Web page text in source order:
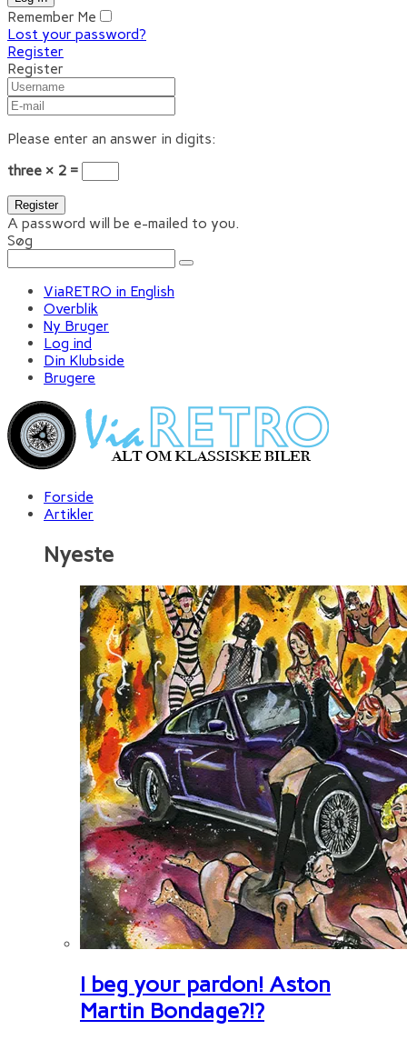
Remember Me
Lost your password?
Register
Register
Please enter an answer in digits:
three × 2 =
A password will be e-mailed to you.
Søg
ViaRETRO in English
Overblik
Ny Bruger
Log ind
Din Klubside
Brugere
Forside
Artikler
Nyeste
I beg your pardon! Aston
Martin Bondage?!?